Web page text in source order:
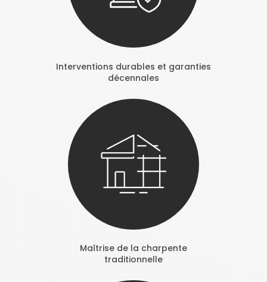
Interventions durables et garanties
décennales
Maîtrise de la charpente
traditionnelle